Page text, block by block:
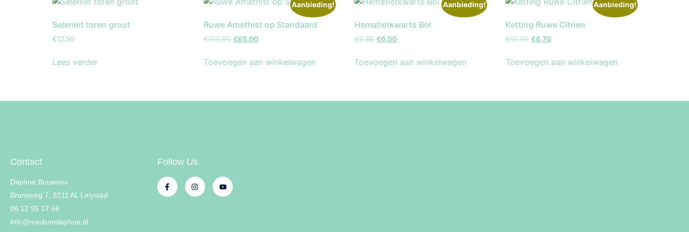
Seleniet toren groot
€12.50
Lees verder
Aanbieding!
Ruwe Amethist op Standaard
€105.00 €65.00
Toevoegen aan winkelwagen
Aanbieding!
Hematietkwarts Bol
€9.50 €6.50
Toevoegen aan winkelwagen
Aanbieding!
Ketting Ruwe Citrien
€10.00 €6.70
Toevoegen aan winkelwagen
Contact
Daphne Bouwens
Bronsweg 7, 8211 AL Lelystad
06 12 95 17 66
Info@mediumdaphne.nl
Follow Us